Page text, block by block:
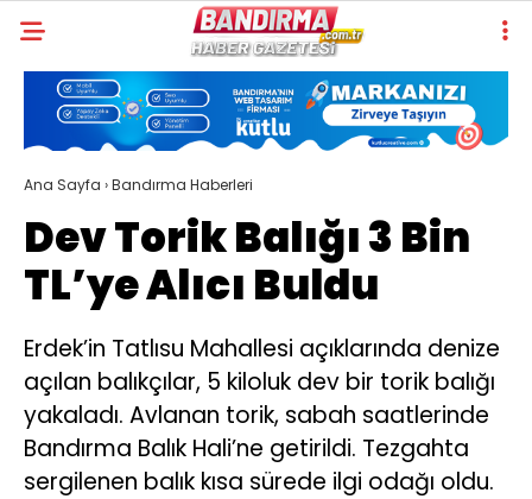
Ana Sayfa ›Bandırma Haberleri
Dev Torik Balığı 3 Bin
TL’ye Alıcı Buldu
Erdek’in Tatlısu Mahallesi açıklarında denize
açılan balıkçılar, 5 kiloluk dev bir torik balığı
yakaladı. Avlanan torik, sabah saatlerinde
Bandırma Balık Hali’ne getirildi. Tezgahta
sergilenen balık kısa sürede ilgi odağı oldu.